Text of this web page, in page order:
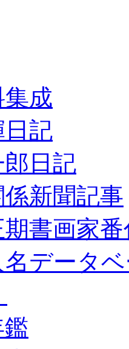
成
記
日記
新聞記事
書画家
データ
鑑